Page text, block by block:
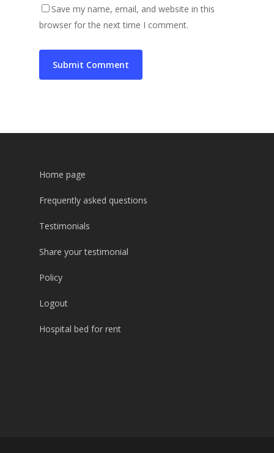
Save my name, email, and website in this
browser for the next time I comment.
Home page
Frequently asked questions
Testimonials
Share your testimonial
Policy
Logout
Hospital bed for rent